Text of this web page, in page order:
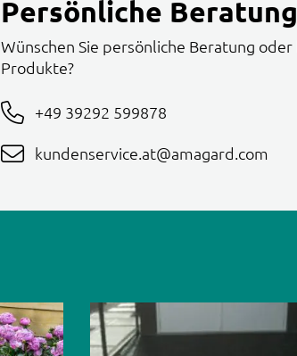
Persönliche Beratung
Wünschen Sie persönliche Beratung
Produkte?
+49 39292 599878
kundenservice.at@amagard.com